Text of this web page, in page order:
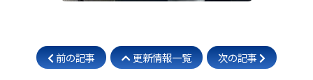
前の記事 更新情報一覧 次の記事